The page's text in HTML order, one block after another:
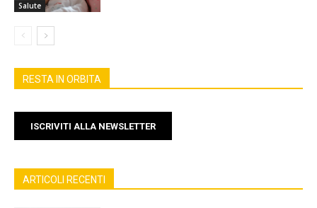
Salute
RESTA IN ORBITA
ISCRIVITI ALLA NEWSLETTER
ARTICOLI RECENTI